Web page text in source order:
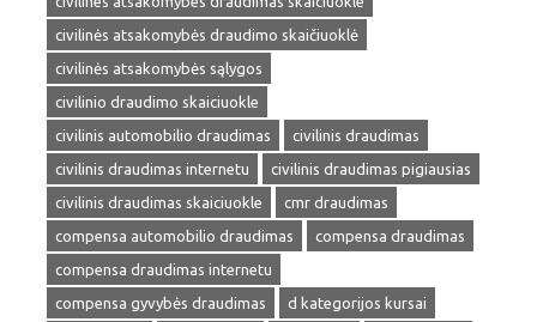
civilinės atsakomybės draudimo skaičiuoklė
civilinės atsakomybės sąlygos
civilinio draudimo skaiciuokle
civilinis automobilio draudimas
civilinis draudimas
civilinis draudimas internetu
civilinis draudimas pigiausias
civilinis draudimas skaiciuokle
cmr draudimas
compensa automobilio draudimas
compensa draudimas
compensa draudimas internetu
compensa gyvybės draudimas
d kategorijos kursai